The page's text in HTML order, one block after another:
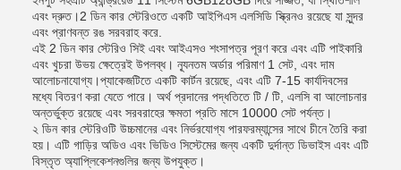
এবং দ্রুত।2 ডিন কার স্টেরিওতে একটি আইপিএস এলসিডি স্ক্রিনও রয়েছে যা সুন্দর
এবং প্রাণবন্ত রঙ সরবরাহ করে.
এই 2 ডিন কার স্টেরিও সিই এবং আইএসও শংসাপত্র পূরণ করে এবং এটি পাইকারি
এবং খুচরা উভয় ক্ষেত্রেই উপলব্ধ। ন্যূনতম অর্ডার পরিমাণ 1 সেট, এবং দাম
আলোচনাযোগ্য।প্যাকেজটিতে একটি কার্টন রয়েছে, এবং এটি 7-15 কার্যদিবসের
মধ্যে বিতরণ করা যেতে পারে। অর্থ প্রদানের পদ্ধতিতে টি / টি, এলসি বা আলোচনার
অন্তর্ভুক্ত রয়েছে এবং সরবরাহের ক্ষমতা প্রতি মাসে 10000 সেট পর্যন্ত।
২ ডিন কার স্টেরিওটি উচ্চমানের এবং নির্ভরযোগ্য পারফরম্যান্সের সাথে চীনে তৈরি করা
হয়। এটি গাড়ির অডিও এবং ভিডিও সিস্টেমের জন্য একটি দুর্দান্ত ডিভাইস এবং এটি
বিস্তৃত অ্যাপ্লিকেশনগুলির জন্য উপযুক্ত।